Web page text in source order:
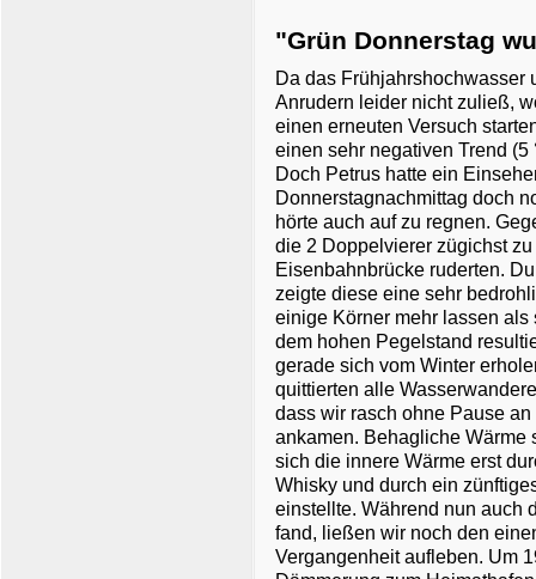
"Grün Donnerstag
Da das Frühjahrshochwasser
Anrudern leider nicht zuließ,
einen erneuten Versuch
einen sehr negativen Trend
Doch Petrus hatte ein
Donnerstagnachmittag doch
hörte auch auf zu regnen.
die 2 Doppelvierer zügichst
Eisenbahnbrücke ruderten.
zeigte diese eine sehr
einige Körner mehr lassen
dem hohen Pegelstand
gerade sich vom Winter
quittierten alle
dass wir rasch ohne Pause
ankamen. Behagliche Wärme
sich die innere Wärme erst
Whisky und durch ein
einstellte. Während nun auch
fand, ließen wir noch den
Vergangenheit aufleben. Um